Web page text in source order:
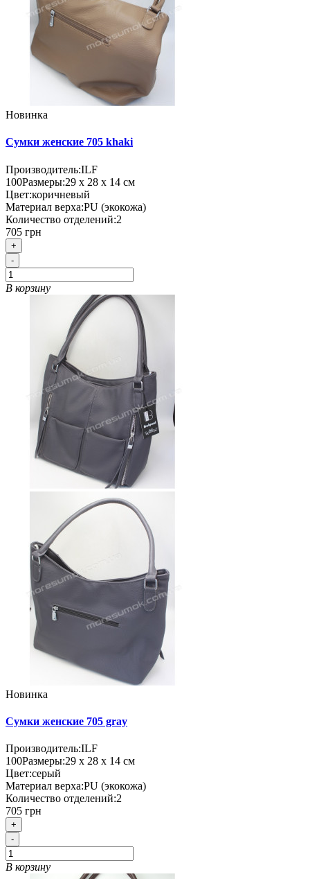
Новинка
Сумки женские 705 khaki
Производитель:ILF
100Размеры:29 х 28 х 14 см
Цвет:коричневый
Материал верха:PU (экокожа)
Количество отделений:2
705 грн
+
-
В корзину
Новинка
Сумки женские 705 gray
Производитель:ILF
100Размеры:29 х 28 х 14 см
Цвет:серый
Материал верха:PU (экокожа)
Количество отделений:2
705 грн
+
-
В корзину